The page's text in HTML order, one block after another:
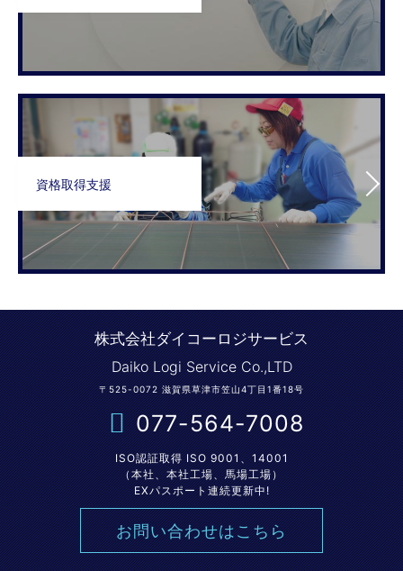
資格取得支援
株式会社ダイコーロジサービス
Daiko Logi Service Co.,LTD
〒525-0072 滋賀県草津市笠山4丁目1番18号
077-564-7008
ISO認証取得 ISO 9001、14001
（本社、本社工場、馬場工場）
EXパスポート連続更新中!
お問い合わせはこちら